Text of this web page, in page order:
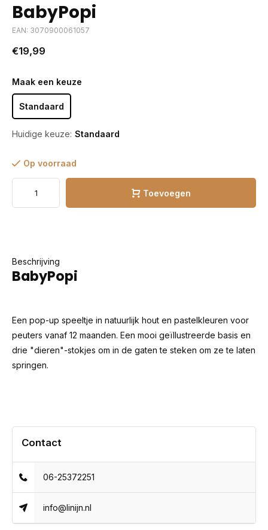
BabyPopi
EAN: 3070900061057
€19,99
Maak een keuze
Standaard
Huidige keuze: Standaard
Op voorraad
Toevoegen
Beschrijving
BabyPopi
Een pop-up speeltje in natuurlijk hout en pastelkleuren voor
peuters vanaf 12 maanden. Een mooi geïllustreerde basis en
drie "dieren"-stokjes om in de gaten te steken om ze te laten
springen.
Contact
06-25372251
info@linijn.nl